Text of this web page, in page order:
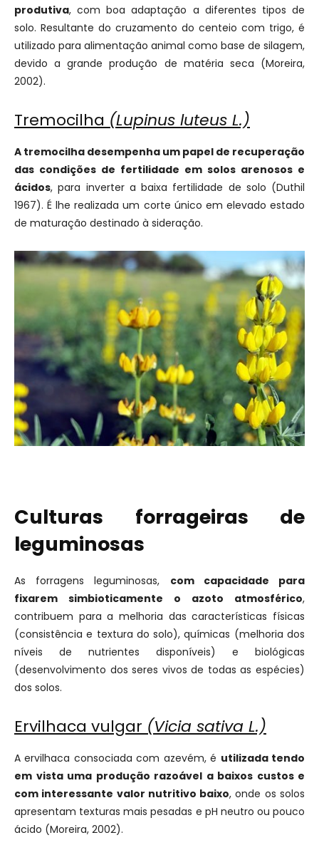
produtiva, com boa adaptação a diferentes tipos de
solo. Resultante do cruzamento do centeio com trigo, é
utilizado para alimentação animal como base de silagem,
devido a grande produção de matéria seca (Moreira,
2002).
Tremocilha (Lupinus luteus L.)
A tremocilha desempenha um papel de recuperação
das condições de fertilidade em solos arenosos e
ácidos, para inverter a baixa fertilidade de solo (Duthil
1967). É lhe realizada um corte único em elevado estado
de maturação destinado à sideração.
Culturas forrageiras de
leguminosas
As forragens leguminosas, com capacidade para
fixarem simbioticamente o azoto atmosférico,
contribuem para a melhoria das características físicas
(consistência e textura do solo), químicas (melhoria dos
níveis de nutrientes disponíveis) e biológicas
(desenvolvimento dos seres vivos de todas as espécies)
dos solos.
Ervilhaca vulgar (Vicia sativa L.)
A ervilhaca consociada com azevém, é utilizada tendo
em vista uma produção razoável a baixos custos e
com interessante valor nutritivo baixo, onde os solos
apresentam texturas mais pesadas e pH neutro ou pouco
ácido (Moreira, 2002).